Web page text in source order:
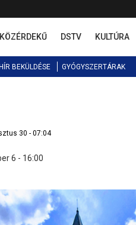
KÖZÉRDEKŰ DSTV KULTÚRA
HÍR BEKÜLDÉSE GYÓGYSZERTÁRAK
30 - 07:04
6 - 16:00